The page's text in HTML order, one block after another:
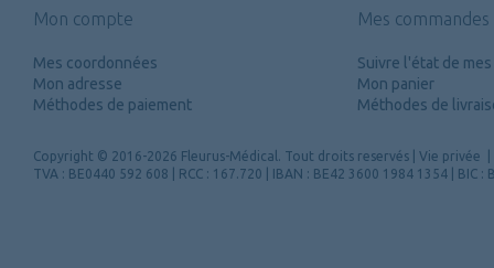
Mon compte
Mes coordonnées
Mon adresse
Méthodes de paiement
Mes commandes
Suivre l'état de
Mon panier
Méthodes de
Copyright © 2016-2026 Fleurus-Médical. Tout droits reservés Vie privée
TVA : BE0440 592 608 | RCC : 167.720 | IBAN : BE42 3600 1984 1354 | BIC :